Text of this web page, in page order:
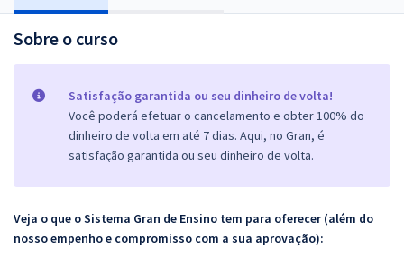
Sobre o curso
Satisfação garantida ou seu dinheiro de volta!
Você poderá efetuar o cancelamento e obter 100% do
dinheiro de volta em até 7 dias. Aqui, no Gran, é
satisfação garantida ou seu dinheiro de volta.
Veja o que o Sistema Gran de Ensino tem para oferecer (além do
nosso empenho e compromisso com a sua aprovação):